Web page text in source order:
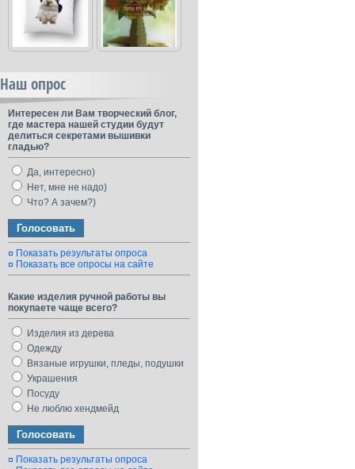
Наш опрос
Интересен ли Вам творческий блог,
где мастера нашей студии будут
делиться секретами вышивки
гладью?
Да, интересно)
Нет, мне не надо)
Что? А зачем?)
Показать результаты опроса
Показать все опросы на сайте
Какие изделия ручной работы вы
покупаете чаще всего?
Изделия из дерева
Одежду
Вязаные игрушки, пледы, подушки
Украшения
Посуду
Не люблю хендмейд
Показать результаты опроса